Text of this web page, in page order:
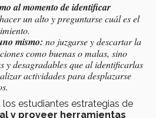
al momento de identificar
hacer un alto y preguntarse cuál es el
mismo: no juzgarse y descartar la
como buenas o malas, sino
y desagradables que al identificarlas
actividades para desplazarse
los estudiantes estrategias de
y proveer herramientas